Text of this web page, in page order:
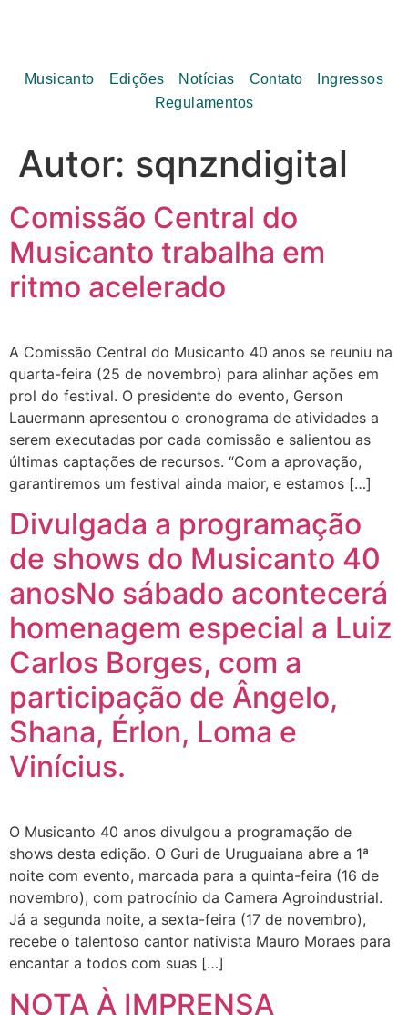
Musicanto Edições Notícias Contato
Ingressos
Regulamentos
Autor: sqnzndigital
Comissão Central do
Musicanto trabalha em
ritmo acelerado
A Comissão Central do Musicanto 40 anos se reuniu na
quarta-feira (25 de novembro) para alinhar ações em
prol do festival. O presidente do evento, Gerson
Lauermann apresentou o cronograma de atividades a
serem executadas por cada comissão e salientou as
últimas captações de recursos. “Com a aprovação,
garantiremos um festival ainda maior, e estamos […]
Divulgada a programação
de shows do Musicanto 40
anosNo sábado acontecerá
homenagem especial a Luiz
Carlos Borges, com a
participação de Ângelo,
Shana, Érlon, Loma e
Vinícius.
O Musicanto 40 anos divulgou a programação de
shows desta edição. O Guri de Uruguaiana abre a 1ª
noite com evento, marcada para a quinta-feira (16 de
novembro), com patrocínio da Camera Agroindustrial.
Já a segunda noite, a sexta-feira (17 de novembro),
recebe o talentoso cantor nativista Mauro Moraes para
encantar a todos com suas […]
NOTA À IMPRENSA